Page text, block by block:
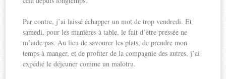
Par contre, j’ai laissé échapper un mot de trop vendredi. Et
samedi, pour les manières à table, le fait d’être pressée ne
m’aide pas. Au lieu de savourer les plats, de prendre mon
temps à manger, et de profiter de la compagnie des autres, j’ai
expédié le déjeuner comme un malotru.